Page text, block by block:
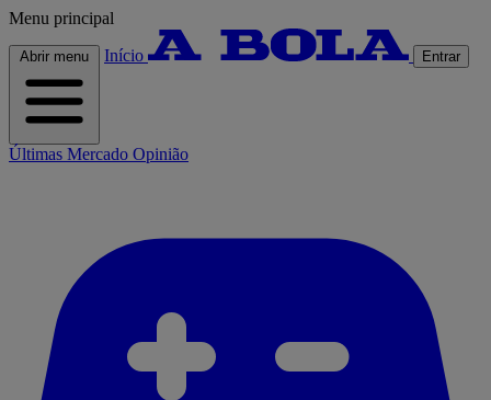
Menu principal
Abrir menu Início Entrar
Últimas Mercado Opinião